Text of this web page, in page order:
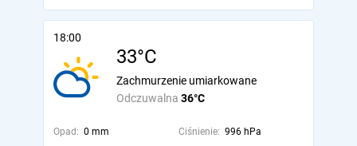
18:00
33°C
Odczuwalna 36°C
Zachmurzenie umiarkowane
Opad: 0 mm Ciśnienie: 996 hPa